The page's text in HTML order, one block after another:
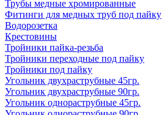
Трубы медные хромированные
Фитинги для медных труб под пайку
Водорозетка
Крестовины
Тройники пайка-резьба
Тройники переходные под пайку
Тройники под пайку
Угольник двухраструбные 45гр.
Угольник двухраструбные 90гр.
Угольник однораструбные 45гр.